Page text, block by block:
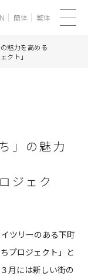
簡体 繁体
魅力を高める
クト」
」の魅力
ジェク
ツリーのある下町
プロジェクト」と
月には新しい街の